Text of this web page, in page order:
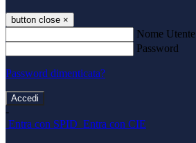
button close ×
Nome Utente
Password
Password dimenticata?
-
Entra con SPID Entra con CIE